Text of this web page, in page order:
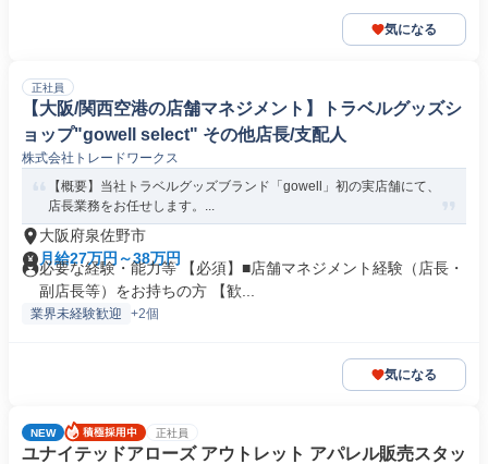
気になる
正社員
【大阪/関西空港の店舗マネジメント】トラベルグッズシ
ョップ"gowell select" その他店長/支配人
株式会社トレードワークス
【概要】当社トラベルグッズブランド「gowell」初の実店舗にて、
店長業務をお任せします。...
大阪府泉佐野市
月給27万円～38万円
必要な経験・能力等 【必須】■店舗マネジメント経験（店長・
副店長等）をお持ちの方 【歓...
業界未経験歓迎 +2個
気になる
NEW 正社員
ユナイテッドアローズ アウトレット アパレル販売スタッ